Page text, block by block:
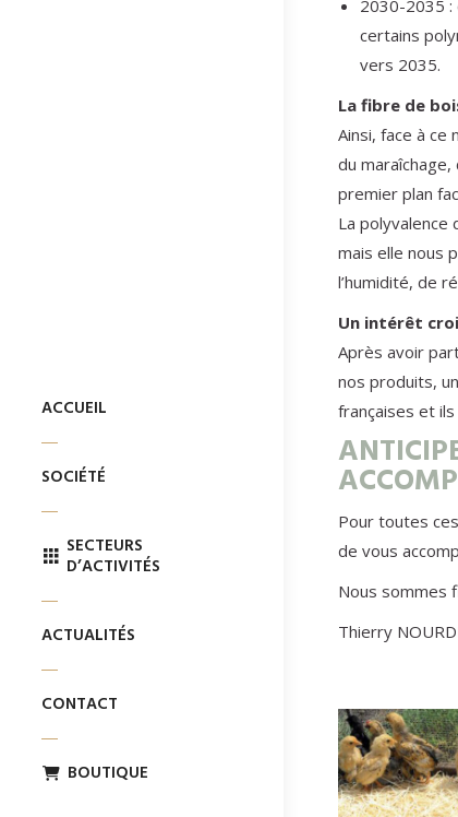
ACCUEIL
SOCIÉTÉ
SECTEURS
D’ACTIVITÉS
ACTUALITÉS
CONTACT
BOUTIQUE
2030-2035
certains
vers 2035.
La fibre de
Ainsi, face à
du
premier plan
La
mais elle nous
l’humidité, de
Un intérêt
Après avoir
nos produits,
françaises et
Pour toutes
de vous
Nous sommes
Thierry